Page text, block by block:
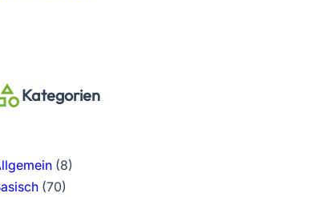
Kategorien
(8)
(70)